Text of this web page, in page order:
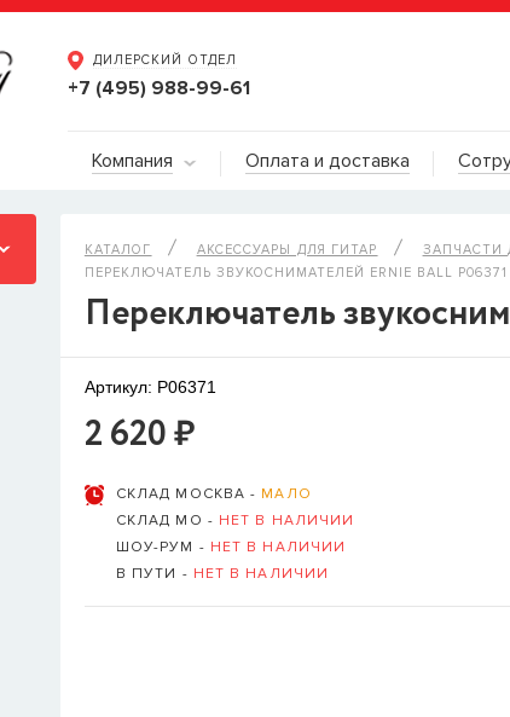
ДИЛЕРСКИЙ ОТДЕЛ
+7 (495) 988-99-61
Компания Оплата и доставка
КАТАЛОГ АКСЕССУАРЫ ДЛЯ ГИТАР ЗАПЧАСТИ
ПЕРЕКЛЮЧАТЕЛЬ ЗВУКОСНИМАТЕЛЕЙ ERNIE BALL P06371
Переключатель
Артикул: P06371
2 620 ₽
СКЛАД МОСКВА - МАЛО
СКЛАД МО - НЕТ В НАЛИЧИИ
ШОУ-РУМ - НЕТ В НАЛИЧИИ
В ПУТИ - НЕТ В НАЛИЧИИ